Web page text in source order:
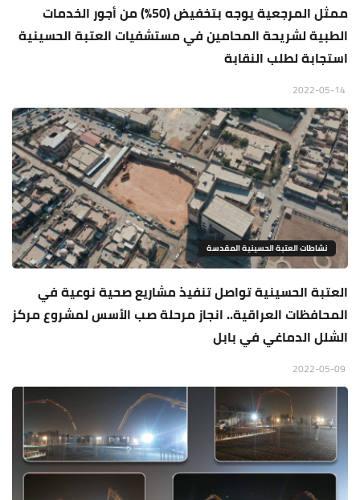
ممثل المرجعية يوجه بتخفيض (50%) من أجور الخدمات
الطبية لشريحة المحامين في مستشفيات العتبة الحسينية
استجابة لطلب النقابة
نشاطات العتبة الحسينية المقدسة
العتبة الحسينية تواصل تنفيذ مشاريع صحية نوعية في
المحافظات العراقية.. انجاز مرحلة صب الأسس لمشروع مركز
الشلل الدماغي في بابل